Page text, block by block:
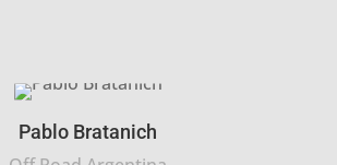
Pablo Bratanich